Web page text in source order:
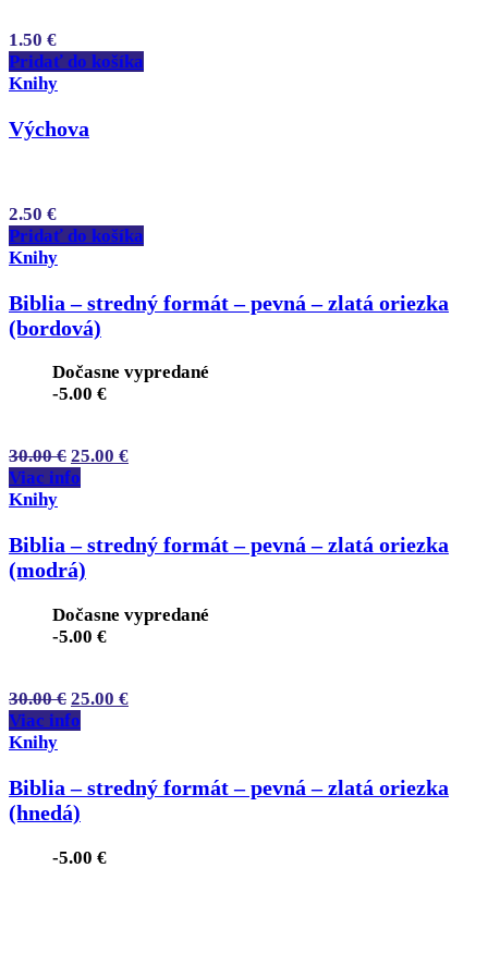
1.50 €
Pridať do košíka
Knihy
Výchova
2.50 €
Pridať do košíka
Knihy
Biblia – stredný formát – pevná – zlatá oriezka
(bordová)
Dočasne vypredané
-5.00 €
30.00€ 25.00 €
Viac info
Knihy
Biblia – stredný formát – pevná – zlatá oriezka
(modrá)
Dočasne vypredané
-5.00 €
30.00€ 25.00 €
Viac info
Knihy
Biblia – stredný formát – pevná – zlatá oriezka
(hnedá)
-5.00 €